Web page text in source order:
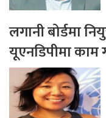
लगानी बोर्डमा
यूएनडिपीमा